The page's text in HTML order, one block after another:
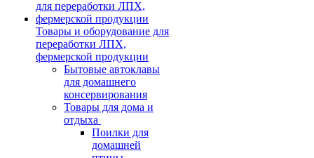
Товары и оборудование для
переработки ЛПХ,
фермерской продукции
Бытовые автоклавы
для домашнего
консервирования
Товары для дома и
отдыха
Поилки для
домашней